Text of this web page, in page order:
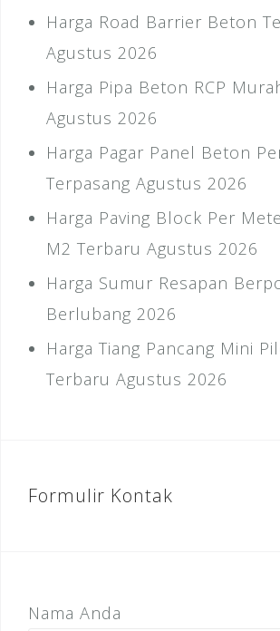
Harga Road Barrier Beton
Agustus 2026
Harga Pipa Beton RCP
Agustus 2026
Harga Pagar Panel Beton
Terpasang Agustus 2026
Harga Paving Block Per
M2 Terbaru Agustus 2026
Harga Sumur Resapan
Berlubang 2026
Harga Tiang Pancang Mini
Terbaru Agustus 2026
Formulir Kontak
Nama Anda